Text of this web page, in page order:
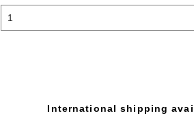
International shipping